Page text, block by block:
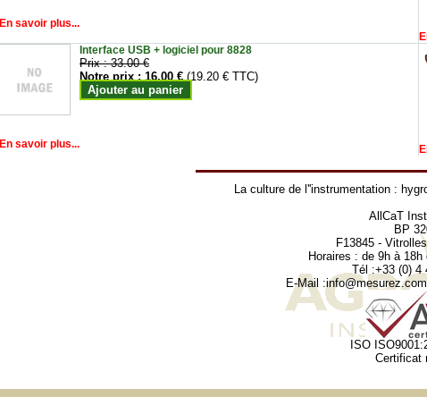
En savoir plus...
Interface USB + logiciel pour 8828
Prix :33.00 €
Notre prix :16.00 € (19.20 € TTC)
Ajouter au panier
En savoir plus...
La culture de l''instrumentation :
AllCaT
BP
F13845 -
Horaires : de 9h à
Tél :+33 (0) 4
E-Mail :info@mesurez.com
ISO
Certificat